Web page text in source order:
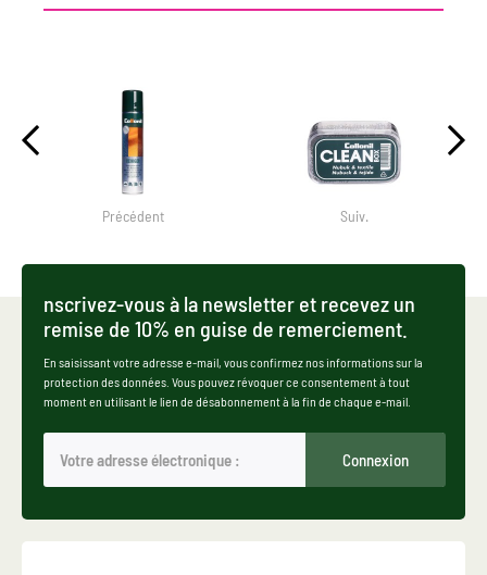
Précédent Suiv.
nscrivez-vous à la newsletter et recevez un
remise de 10% en guise de remerciement.
En saisissant votre adresse e-mail, vous confirmez nos informations sur la
protection des données. Vous pouvez révoquer ce consentement à tout
moment en utilisant le lien de désabonnement à la fin de chaque e-mail.
Connexion